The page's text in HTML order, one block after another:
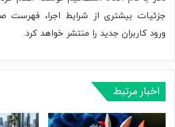
جزئیات بیشتری از شرایط اجرا، فهرست
ورود کاربران جدید را منتشر خواهد کرد.
اخبار مرتبط